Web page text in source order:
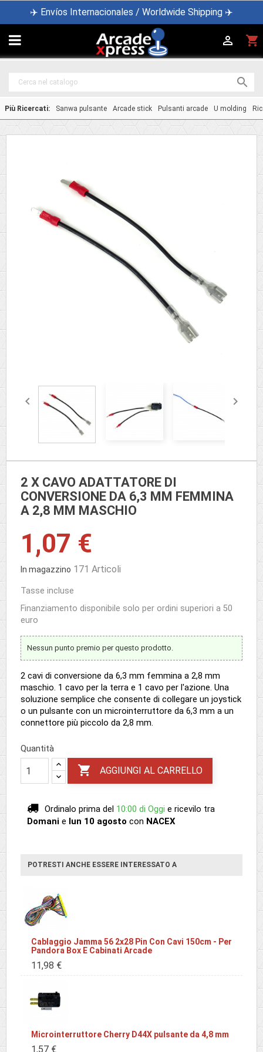
✈️ Envíos Internacionales / Worldwide Shipping ✈️
 shopping_cart


Più Ricercati: Sanwa pulsante Arcade stick Pulsanti arcade U molding
 
2 X CAVO ADATTATORE DI
CONVERSIONE DA 6,3 MM FEMMINA
A 2,8 MM MASCHIO
1,07 €
In magazzino 171 Articoli
Tasse incluse
Finanziamento disponibile solo per ordini superiori a 50
euro
Nessun punto premio per questo prodotto.
2 cavi di conversione da 6,3 mm femmina a 2,8 mm
maschio. 1 cavo per la terra e 1 cavo per l'azione. Una
soluzione semplice che consente di collegare un joystick
o un pulsante con un microinterruttore da 6,3 mm a un
connettore più piccolo da 2,8 mm.
Quantità
 AGGIUNGI AL CARRELLO
Ordinalo prima del 10:00 di Oggi e ricevilo tra
Domani e lun 10 agosto con NACEX
POTRESTI ANCHE ESSERE INTERESSATO A
Cablaggio Jamma 56 2x28 Pin Con Cavi 150cm - Per
Pandora Box E Cabinati Arcade
11,98 €
Microinterruttore Cherry D44X pulsante da 4,8 mm
1,57 €